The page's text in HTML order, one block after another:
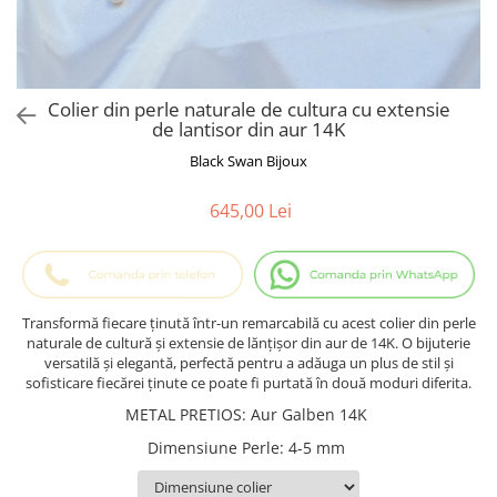
Cadouri pentru Absolvire
Cadou Educatoare / Invatatoare /
Profesoare
Cadouri Cupluri
Cercei din aur
Bijuterii Profesii
Bijuterii Pasiuni & Hobby
Bijuterii Tematice Sport
Bijuterii cu mesaj Motivational
Bijuterii personalizate cu poza
Colier din perle naturale de cultura cu extensie
de lantisor din aur 14K
Black Swan Bijoux
645,00 Lei
Transformă fiecare ținută într-un remarcabilă cu acest colier din perle
naturale de cultură și extensie de lănțișor din aur de 14K. O bijuterie
versatilă și elegantă, perfectă pentru a adăuga un plus de stil și
sofisticare fiecărei ținute ce poate fi purtată în două moduri diferita.
METAL PRETIOS: Aur Galben 14K
Dimensiune Perle: 4-5 mm